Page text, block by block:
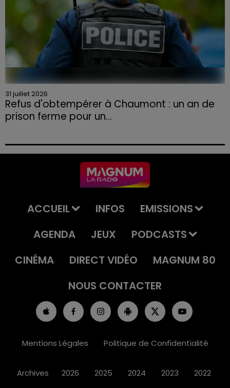
31 juillet 2026
Refus d'obtempérer à Chaumont : un an de
prison ferme pour un...
permis et la confiscation de son véhicule.
ACCUEIL INFOS
EMISSIONS
AGENDA
JEUX
PODCASTS
CINÉMA
DIRECT VIDÉO
MAGNUM 80
NOUS CONTACTER
Mentions Légales Politique de Confidentialité
Archives 2026 2025 2024 2023 2022